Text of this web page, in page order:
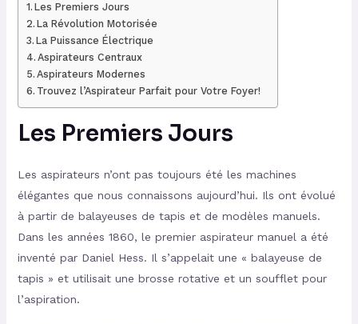
Les Premiers Jours
La Révolution Motorisée
La Puissance Électrique
Aspirateurs Centraux
Aspirateurs Modernes
Trouvez l’Aspirateur Parfait pour Votre Foyer!
Les Premiers Jours
Les aspirateurs n’ont pas toujours été les machines
élégantes que nous connaissons aujourd’hui. Ils ont évolué
à partir de balayeuses de tapis et de modèles manuels.
Dans les années 1860, le premier aspirateur manuel a été
inventé par Daniel Hess. Il s’appelait une « balayeuse de
tapis » et utilisait une brosse rotative et un soufflet pour
l’aspiration.